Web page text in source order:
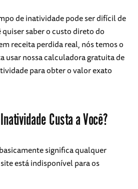
de inatividade pode ser difícil de
saber o custo direto do
receita perdida real, nós temos o
usar nossa calculadora gratuita de
para obter o valor exato
Custa a Você?
significa qualquer
está indisponível para os